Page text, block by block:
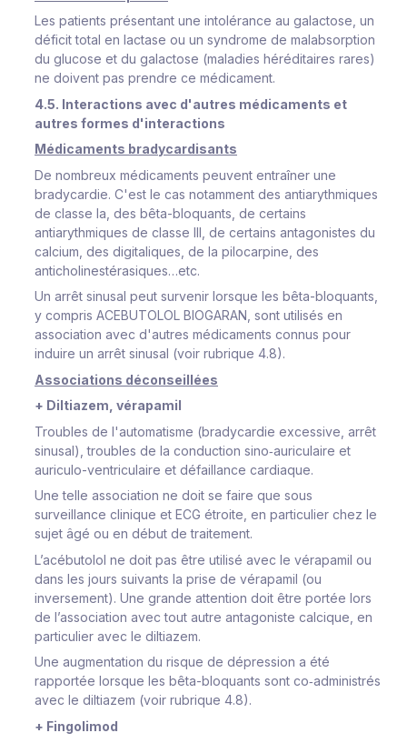
Les patients présentant une intolérance au galactose, un
déficit total en lactase ou un syndrome de malabsorption
du glucose et du galactose (maladies héréditaires rares)
ne doivent pas prendre ce médicament.
4.5. Interactions avec d'autres médicaments et
autres formes d'interactions
Médicaments bradycardisants
De nombreux médicaments peuvent entraîner une
bradycardie. C'est le cas notamment des antiarythmiques
de classe Ia, des bêta-bloquants, de certains
antiarythmiques de classe III, de certains antagonistes du
calcium, des digitaliques, de la pilocarpine, des
anticholinestérasiques…etc.
Un arrêt sinusal peut survenir lorsque les bêta-bloquants,
y compris ACEBUTOLOL BIOGARAN, sont utilisés en
association avec d'autres médicaments connus pour
induire un arrêt sinusal (voir rubrique 4.8).
Associations déconseillées
+ Diltiazem, vérapamil
Troubles de l'automatisme (bradycardie excessive, arrêt
sinusal), troubles de la conduction sino‑auriculaire et
auriculo-ventriculaire et défaillance cardiaque.
Une telle association ne doit se faire que sous
surveillance clinique et ECG étroite, en particulier chez le
sujet âgé ou en début de traitement.
L’acébutolol ne doit pas être utilisé avec le vérapamil ou
dans les jours suivants la prise de vérapamil (ou
inversement). Une grande attention doit être portée lors
de l’association avec tout autre antagoniste calcique, en
particulier avec le diltiazem.
Une augmentation du risque de dépression a été
rapportée lorsque les bêta-bloquants sont co‑administrés
avec le diltiazem (voir rubrique 4.8).
+ Fingolimod